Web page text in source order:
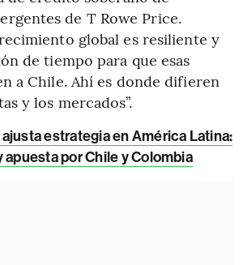
de T Rowe Price.
global es resiliente y
de tiempo para que esas
a Chile. Ahí es donde difieren
y los mercados”.
estrategia en América Latina:
apuesta por Chile y Colombia